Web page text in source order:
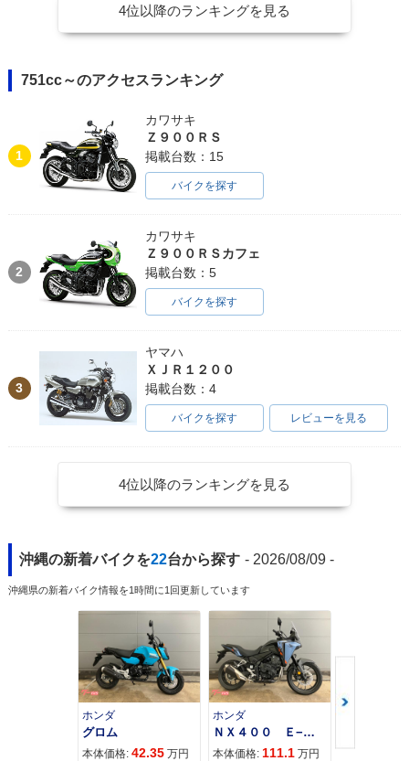
4位以降のランキングを見る
751cc～のアクセスランキング
1
カワサキ
Ｚ９００ＲＳ
掲載台数：15
バイクを探す
2
カワサキ
Ｚ９００ＲＳカフェ
掲載台数：5
バイクを探す
3
ヤマハ
ＸＪＲ１２００
掲載台数：4
バイクを探す レビューを見る
4位以降のランキングを見る
沖縄の新着バイクを22台から探す - 2026/08/09 -
沖縄県の新着バイク情報を1時間に1回更新しています
ホンダ
グロム
本体価格: 42.35 万円
ホンダ
ＮＸ４００ Ｅ−Ｃｌｕｔｃｈ
本体価格: 111.1 万円